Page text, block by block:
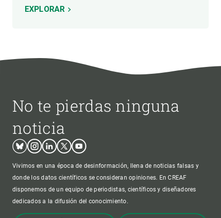
EXPLORAR
No te pierdas ninguna
noticia
BlueskyInstagram
LinkedinTwitterYoutube
Vivimos en una época de desinformación, llena de noticias falsas y
donde los datos científicos se consideran opiniones. En CREAF
disponemos de un equipo de periodistas, científicos y diseñadores
dedicados a la difusión del conocimiento.